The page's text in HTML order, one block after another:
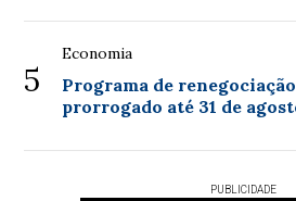
5
Economia
Programa de
prorrogado até 31 de
PUBLICIDADE